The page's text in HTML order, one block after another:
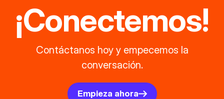
¡Conectemos!
Contáctanos hoy y empecemos la
conversación.
Empieza ahora